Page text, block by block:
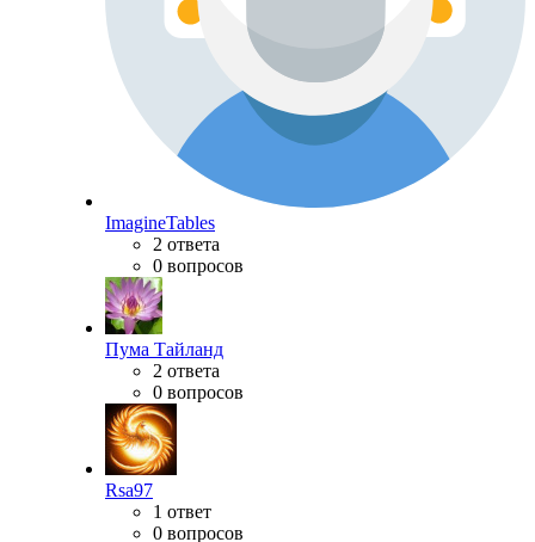
ImagineTables
2 ответа
0 вопросов
Пума Тайланд
2 ответа
0 вопросов
Rsa97
1 ответ
0 вопросов